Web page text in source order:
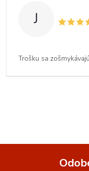
J
Trošku sa